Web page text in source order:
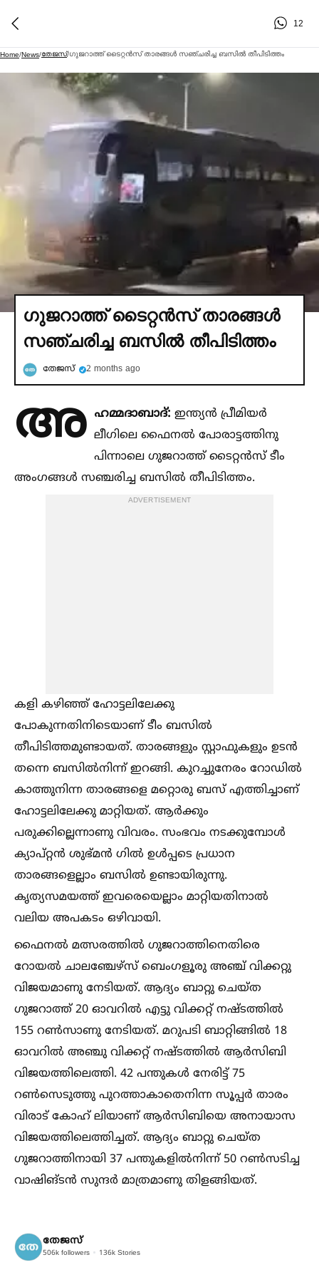
12
Home/News/തേജസ്/ഗുജറാത്ത് ടൈറ്റന്‍സ് താരങ്ങള്‍ സഞ്ചരിച്ച ബസില്‍ തീപിടിത്തം
ഗുജറാത്ത് ടൈറ്റന്‍സ് താരങ്ങള്‍
സഞ്ചരിച്ച ബസില്‍ തീപിടിത്തം
തേജസ് 2 months ago
അ ഹമ്മദാബാദ്: ഇന്ത്യന്‍ പ്രീമിയര്‍
ലീഗിലെ ഫൈനല്‍ പോരാട്ടത്തിനു
പിന്നാലെ ഗുജറാത്ത് ടൈറ്റന്‍സ് ടീം
അംഗങ്ങള്‍ സഞ്ചരിച്ച ബസില്‍ തീപിടിത്തം.
ADVERTISEMENT
കളി കഴിഞ്ഞ് ഹോട്ടലിലേക്കു
പോകുന്നതിനിടെയാണ് ടീം ബസില്‍
തീപിടിത്തമുണ്ടായത്. താരങ്ങളും സ്റ്റാഫുകളും ഉടന്‍
തന്നെ ബസില്‍നിന്ന് ഇറങ്ങി. കുറച്ചുനേരം റോഡില്‍
കാത്തുനിന്ന താരങ്ങളെ മറ്റൊരു ബസ് എത്തിച്ചാണ്
ഹോട്ടലിലേക്കു മാറ്റിയത്. ആര്‍ക്കും
പരുക്കില്ലെന്നാണു വിവരം. സംഭവം നടക്കുമ്പോള്‍
ക്യാപ്റ്റന്‍ ശുഭ്മന്‍ ഗില്‍ ഉള്‍പ്പടെ പ്രധാന
താരങ്ങളെല്ലാം ബസില്‍ ഉണ്ടായിരുന്നു.
കൃത്യസമയത്ത് ഇവരെയെല്ലാം മാറ്റിയതിനാല്‍
വലിയ അപകടം ഒഴിവായി.
ഫൈനല്‍ മത്സരത്തില്‍ ഗുജറാത്തിനെതിരെ
റോയല്‍ ചാലഞ്ചേഴ്‌സ് ബെംഗളൂരു അഞ്ച് വിക്കറ്റു
വിജയമാണു നേടിയത്. ആദ്യം ബാറ്റു ചെയ്ത
ഗുജറാത്ത് 20 ഓവറില്‍ എട്ടു വിക്കറ്റ് നഷ്ടത്തില്‍
155 റണ്‍സാണു നേടിയത്. മറുപടി ബാറ്റിങ്ങില്‍ 18
ഓവറില്‍ അഞ്ചു വിക്കറ്റ് നഷ്ടത്തില്‍ ആര്‍സിബി
വിജയത്തിലെത്തി. 42 പന്തുകള്‍ നേരിട്ട് 75
റണ്‍സെടുത്തു പുറത്താകാതെനിന്ന സൂപ്പര്‍ താരം
വിരാട് കോഹ് ലിയാണ് ആര്‍സിബിയെ അനായാസ
വിജയത്തിലെത്തിച്ചത്. ആദ്യം ബാറ്റു ചെയ്ത
ഗുജറാത്തിനായി 37 പന്തുകളില്‍നിന്ന് 50 റണ്‍സടിച്ച
വാഷിങ്ടന്‍ സുന്ദര്‍ മാത്രമാണു തിളങ്ങിയത്.
തേജസ്
506k followers 136k Stories